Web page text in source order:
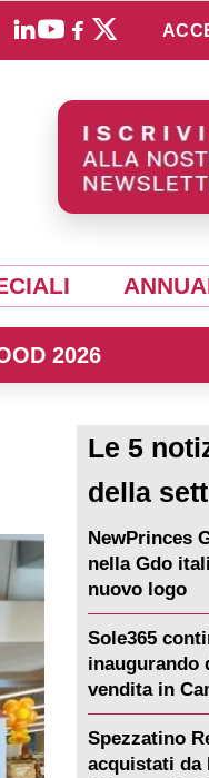
2026
Le 5
della
NewPrinces
nella Gdo
nuovo logo
Sole365
inaugurando
vendita in
Spezzatino
acquistati da